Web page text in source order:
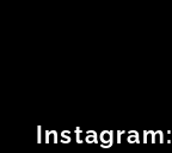
Instagram: